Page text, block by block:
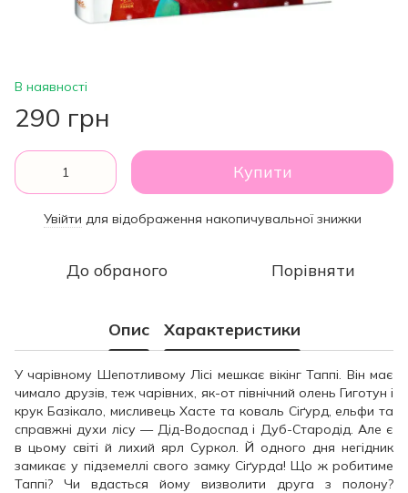
В наявності
290 грн
Купити
Увійти для відображення накопичувальної знижки
До обраного Порівняти
Опис Характеристики
У чарівному Шепотливому Лісі мешкає вікінг Таппі. Він має
чимало друзів, теж чарівних, як-от північний олень Гиготун і
крук Базікало, мисливець Хасте та коваль Сіґурд, ельфи та
справжні духи лісу — Дід-Водоспад і Дуб-Стародід. Але є
в цьому світі й лихий ярл Суркол. Й одного дня негідник
замикає у підземеллі свого замку Сіґурда! Що ж робитиме
Таппі? Чи вдасться йому визволити друга з полону?